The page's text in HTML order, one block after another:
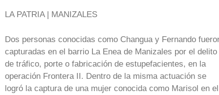
LA PATRIA | MANIZALES
Dos personas conocidas como Changua y Fernando
capturadas en el barrio La Enea de Manizales por el delito
de tráfico, porte o fabricación de estupefacientes, en la
operación Frontera II. Dentro de la misma actuación se
logró la captura de una mujer conocida como Marisol en el